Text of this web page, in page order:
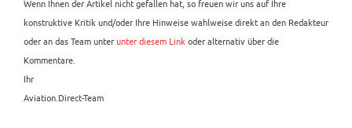
Wenn Ihnen der Artikel nicht gefallen hat, so freuen wir uns auf Ihre
konstruktive Kritik und/oder Ihre Hinweise wahlweise direkt an den Redakteur
oder an das Team unterunter diesem Link oder alternativ über die
Kommentare.
Ihr
Aviation.Direct-Team